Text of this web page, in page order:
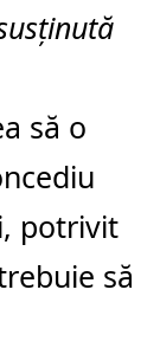
să o
potrivit
să